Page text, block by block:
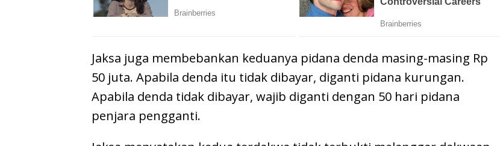
Jaksa juga membebankan keduanya pidana denda masing-masing Rp
50 juta. Apabila denda itu tidak dibayar, diganti pidana kurungan.
Apabila denda tidak dibayar, wajib diganti dengan 50 hari pidana
penjara pengganti.